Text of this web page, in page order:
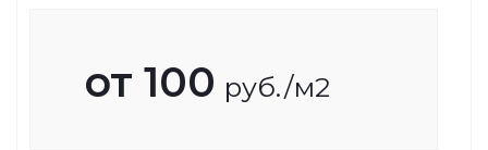
от 100 руб./м2